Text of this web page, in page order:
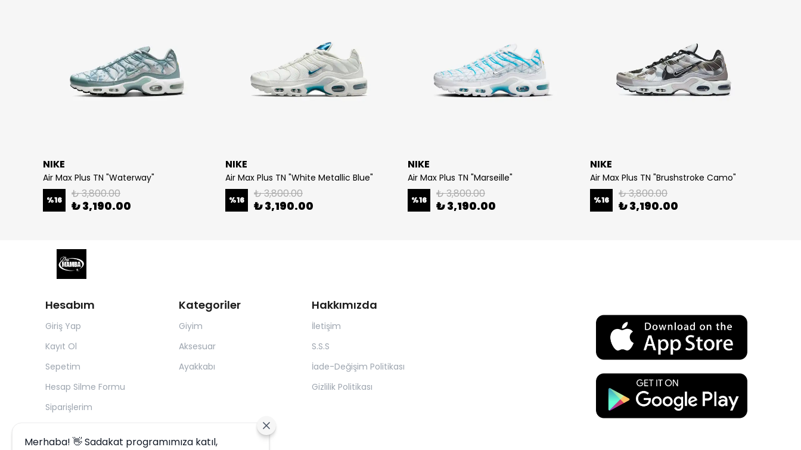
NIKE
Air Max Plus TN "Waterway"
%16 ₺ 3,800.00
₺ 3,190.00
NIKE
Air Max Plus TN "White Metallic Blue"
%16 ₺ 3,800.00
₺ 3,190.00
NIKE
Air Max Plus TN "Marseille"
%16 ₺ 3,800.00
₺ 3,190.00
NIKE
Air Max Plus TN "Brushstroke Camo"
%16 ₺ 3,800.00
₺ 3,190.00
Hesabım
Giriş Yap
Kayıt Ol
Sepetim
Hesap Silme Formu
Siparişlerim
Kategoriler
Giyim
Aksesuar
Ayakkabı
Hakkımızda
İletişim
S.S.S
İade-Değişim Politikası
Gizlilik Politikası
Merhaba! 👋 Sadakat programımıza katıl,